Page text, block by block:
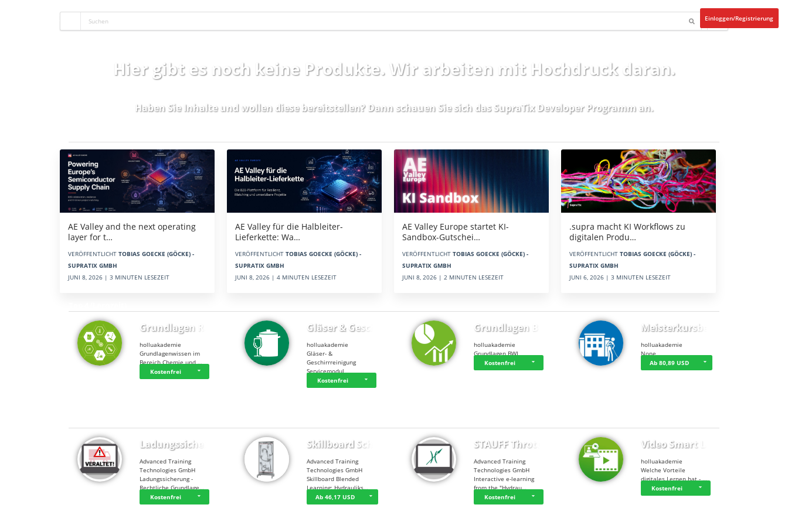
Einloggen/Registrierung
Hier gibt es noch keine Produkte. Wir arbeiten mit Hochdruck daran.
Haben Sie Inhalte und wollen diese bereitstellen? Dann schauen Sie sich das SupraTix Developer Programman.
AE Valley and the next operating
layer for t…
VERÖFFENTLICHT TOBIAS GOECKE (GÖCKE) -
SUPRATIX GMBH
JUNI 8, 2026 | 3 MINUTEN LESEZEIT
AE Valley für die Halbleiter-
Lieferkette: Wa…
VERÖFFENTLICHT TOBIAS GOECKE (GÖCKE) -
SUPRATIX GMBH
JUNI 8, 2026 | 4 MINUTEN LESEZEIT
AE Valley Europe startet KI-
Sandbox-Gutschei…
VERÖFFENTLICHT TOBIAS GOECKE (GÖCKE) -
SUPRATIX GMBH
JUNI 8, 2026 | 2 MINUTEN LESEZEIT
.supra macht KI Workflows zu
digitalen Produ…
VERÖFFENTLICHT TOBIAS GOECKE (GÖCKE) -
SUPRATIX GMBH
JUNI 6, 2026 | 3 MINUTEN LESEZEIT
Grundlagen Rein…
holluakademie
Grundlagenwissen im
Bereich Chemie und …
Kostenfrei
Gläser & Geschi…
holluakademie
Gläser- &
Geschirrreinigung
Servicemodul
Kostenfrei
Grundlagen BWL
holluakademie
Grundlagen BWL
Kostenfrei
Meisterkursbegl…
holluakademie
None
Ab 80,89 USD
Ladungssicherung
Advanced Training
Technologies GmbH
Ladungssicherung -
Rechtliche Grundlage…
Kostenfrei
Skillboard Schl…
Advanced Training
Technologies GmbH
Skillboard Blended
Learning: Hydrauliks…
Ab 46,17 USD
STAUFF Throttle…
Advanced Training
Technologies GmbH
Interactive e-learning
from the "Hydrau…
Kostenfrei
Video Smart Lea…
holluakademie
Welche Vorteile
digitales Lernen hat - …
Kostenfrei